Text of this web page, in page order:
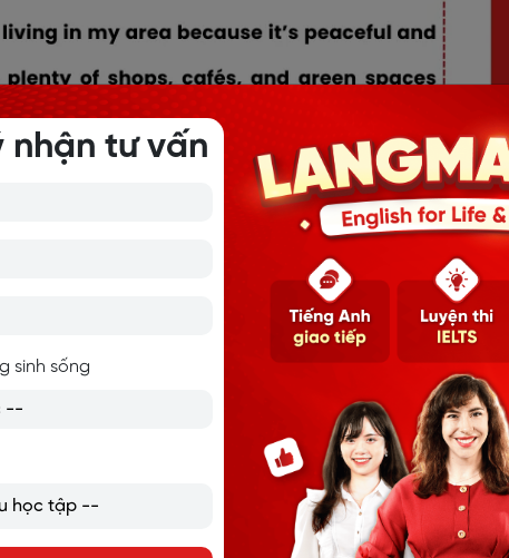
in that area?
house. It’s not very big, but it’s a great place for me to
Sometimes I also visit a local café where I can enjoy a
nhận tư vấn
sinh sống